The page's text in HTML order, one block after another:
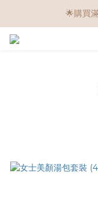
🌟購物滿 HK$650
🌟購買
任選兩件$80！